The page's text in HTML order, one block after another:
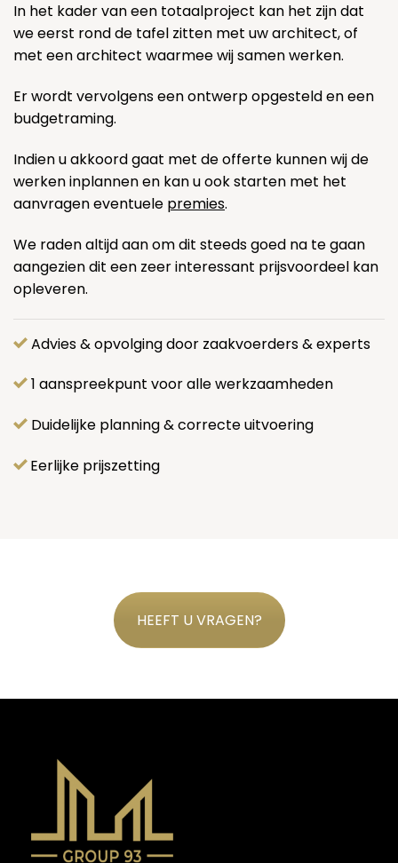
In het kader van een totaalproject kan het zijn dat
we eerst rond de tafel zitten met uw architect, of
met een architect waarmee wij samen werken.
Er wordt vervolgens een ontwerp opgesteld en een
budgetraming.
Indien u akkoord gaat met de offerte kunnen wij de
werken inplannen en kan u ook starten met het
aanvragen eventuele premies.
We raden altijd aan om dit steeds goed na te gaan
aangezien dit een zeer interessant prijsvoordeel kan
opleveren.
Advies & opvolging door zaakvoerders & experts
1 aanspreekpunt voor alle werkzaamheden
Duidelijke planning & correcte uitvoering
Eerlijke prijszetting
HEEFT U VRAGEN?